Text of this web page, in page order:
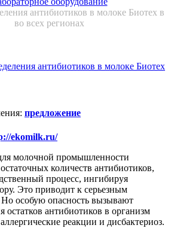
антибиотиков в молоке Биотех в
во всех регионах
: предложение
ekomilk.ru/
молочной промышленности
количеств антибиотиков,
процесс, ингибируя
Это приводит к серьезным
особую опасность вызывают
остатков антибиотиков в организм
реакции и дисбактериоз.